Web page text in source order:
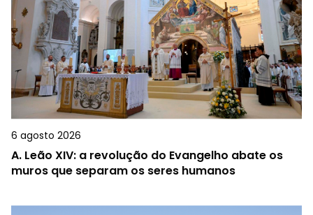
6 agosto 2026
A. Leão XIV: a revolução do Evangelho abate os
muros que separam os seres humanos